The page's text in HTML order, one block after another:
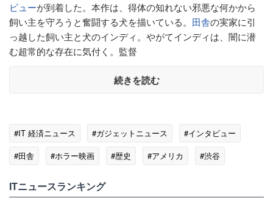
ビューが到着した。本作は、得体の知れない邪悪な何かから
飼い主を守ろうと奮闘する犬を描いている。 田舎の実家に引
っ越した飼い主と犬のインディ。やがてインディは、闇に潜
む超常的な存在に気付く。監督
続きを読む
#IT 経済ニュース #ガジェットニュース
#インタビュー
#田舎
#ホラー映画 #歴史 #アメリカ
#渋谷
ITニュースランキング